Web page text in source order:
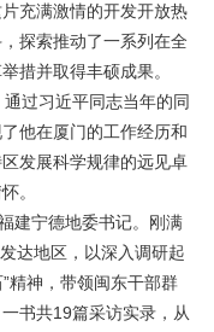
充满激情的开发开放热
探索推动了一系列在全
措并取得丰硕成果。
过习近平同志当年的同
他在厦门的工作经历和
发展科学规律的远见卓
。
建宁德地委书记。刚满
达地区，以深入调研起
精神，带领闽东干部群
书共19篇采访实录，从